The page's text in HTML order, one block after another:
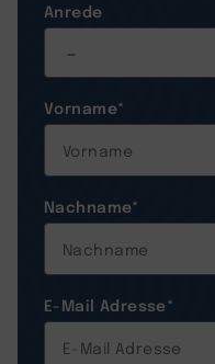
Anrede
Vorname*
Nachname*
E-Mail Adresse*